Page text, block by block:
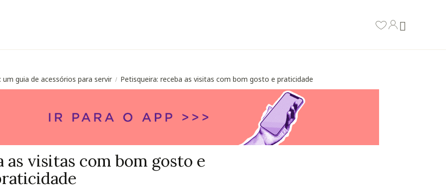
guia de acessórios para servir / Petisqueira: receba as visitas com bom gosto e praticidade
as visitas com bom gosto e